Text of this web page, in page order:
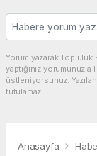
Yorum yazarak Topluluk
yaptığınız
üstleniyorsunuz.
tutulamaz.
Anasayfa